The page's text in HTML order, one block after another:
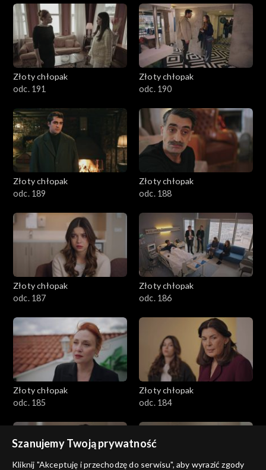
Złoty chłopak
odc. 191
Złoty chłopak
odc. 190
Złoty chłopak
odc. 189
Złoty chłopak
odc. 188
Złoty chłopak
odc. 187
Złoty chłopak
odc. 186
Złoty chłopak
odc. 185
Złoty chłopak
odc. 184
Szanujemy Twoją prywatność
Kliknij "Akceptuję i przechodzę do serwisu", aby wyrazić zgody